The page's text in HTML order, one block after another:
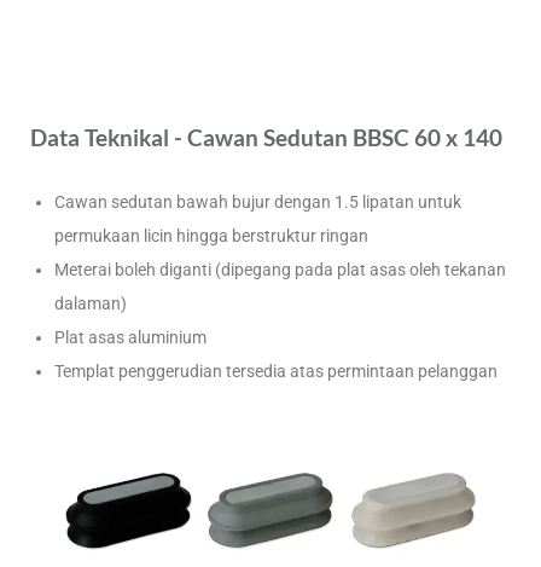
Data Teknikal - Cawan Sedutan BBSC 60 x 140
Cawan sedutan bawah bujur dengan 1.5 lipatan untuk
permukaan licin hingga berstruktur ringan
Meterai boleh diganti (dipegang pada plat asas oleh tekanan
dalaman)
Plat asas aluminium
Templat penggerudian tersedia atas permintaan pelanggan